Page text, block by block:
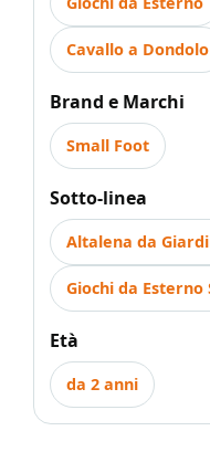
Cavallo a Dondolo
Brand e Marchi
Small Foot
Sotto-linea
Altalena da
Giochi da Esterno
Età
da 2 anni